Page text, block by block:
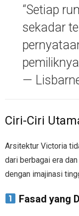
“Setiap
sekadar
—
Ciri-Ciri
Arsitektur Victoria
dari berbagai era
dengan imajinasi
Fasad yang